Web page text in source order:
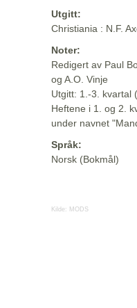
Utgitt:
Christiania : N.F.
Noter:
Redigert av Paul
og A.O. Vinje
Utgitt: 1.-3. kvartal
Heftene i 1. og 2.
under navnet
Språk:
Norsk (Bokmål)
Kilde: MODS